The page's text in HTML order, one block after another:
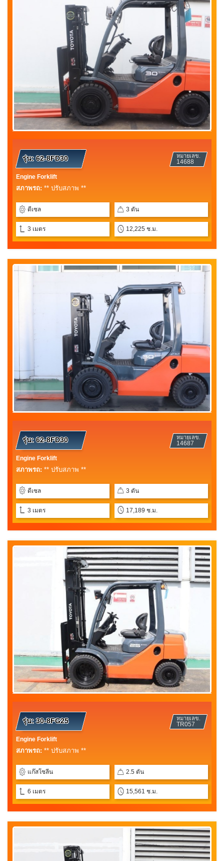
หมายเลข.
14688
รุ่น:62-8FD30
Engine Forklift
สภาพรถ: ** ปรับสภาพ **
ดีเซล 3 ตัน
3 เมตร 12,225 ช.ม.
หมายเลข.
14687
รุ่น:62-8FD30
Engine Forklift
สภาพรถ: ** ปรับสภาพ **
ดีเซล 3 ตัน
3 เมตร 17,189 ช.ม.
หมายเลข.
TR057
รุ่น:30-8FG25
Engine Forklift
สภาพรถ: ** ปรับสภาพ **
แก๊สโซลีน 2.5 ตัน
6 เมตร 15,561 ช.ม.